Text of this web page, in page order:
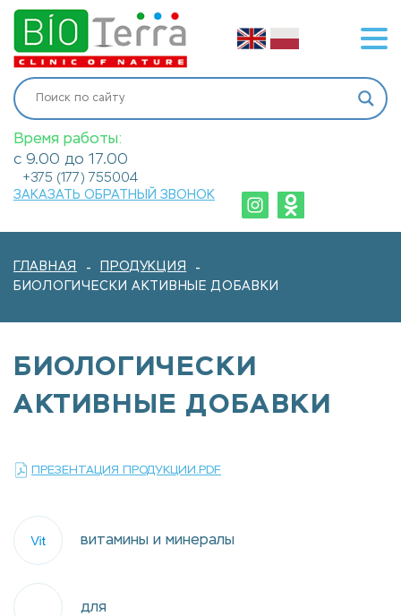
Время работы:
с 9.00 до 17.00
+375 (177) 755004
ЗАКАЗАТЬ ОБРАТНЫЙ ЗВОНОК
ГЛАВНАЯ - ПРОДУКЦИЯ -
БИОЛОГИЧЕСКИ АКТИВНЫЕ ДОБАВКИ
БИОЛОГИЧЕСКИ
АКТИВНЫЕ ДОБАВКИ
БИОЛОГИЧЕСКИ АКТИВНЫЕ
ПРЕЗЕНТАЦИЯ ПРОДУКЦИИ.PDF
витамины и минералы
для